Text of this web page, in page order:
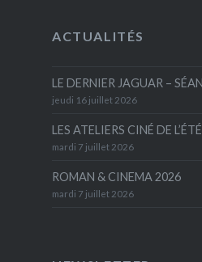
ACTUALITÉS
LE DERNIER JAGUAR –
jeudi 16 juillet 2026
LES ATELIERS CINÉ DE L’ÉTÉ
mardi 7 juillet 2026
ROMAN & CINEMA 2026
mardi 7 juillet 2026